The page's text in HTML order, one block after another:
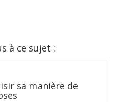
à ce sujet :
sa manière de